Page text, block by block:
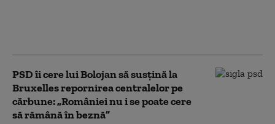
PSD îi cere lui Bolojan să susțină la
Bruxelles repornirea centralelor pe
cărbune: „României nu i se poate cere
să rămână în beznă”